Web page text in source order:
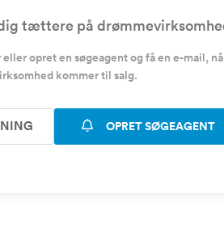
tættere på
opret en søgeagent og få en e-mail,
kommer til salg.
OPRET SØGEAGENT